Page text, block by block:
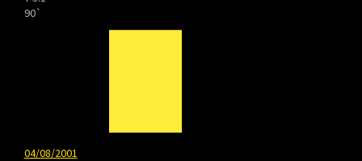
90`
04/08/2001